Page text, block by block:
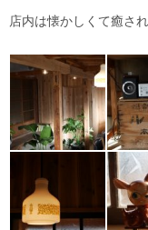
店内は懐かしくて癒さ